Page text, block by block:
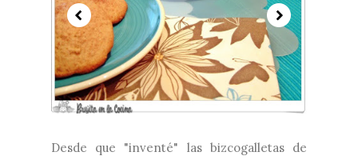
Desde que "inventé" las bizcogalletas de